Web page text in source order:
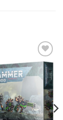
Aggiungi
alla lista
dei
desideri